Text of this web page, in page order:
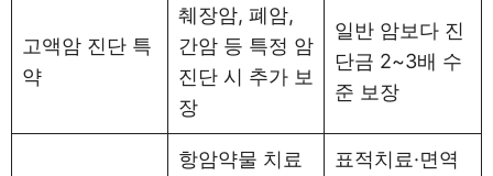
고액암 진단 특
약
췌장암, 폐암,
간암 등 특정 암
진단 시 추가 보
장
일반 암보다 진
단금 2~3배 수
준 보장
항암약물 치료
표적치료·면역